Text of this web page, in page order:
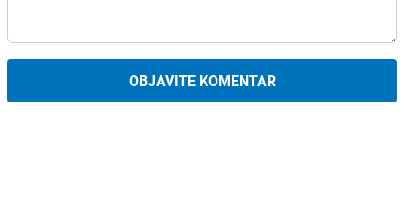
OBJAVITE KOMENTAR